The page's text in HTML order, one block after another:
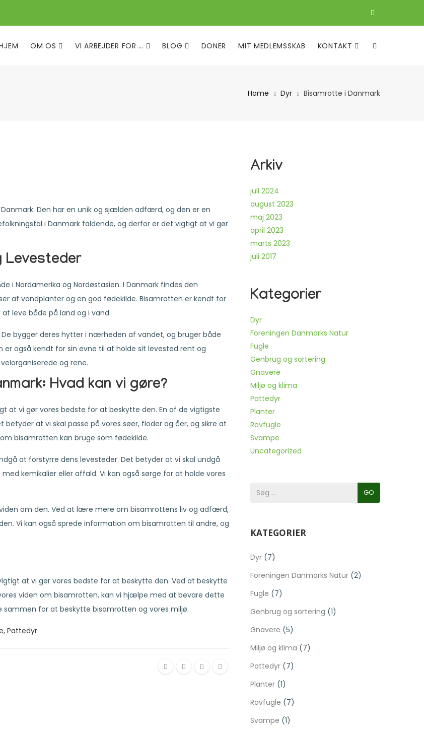
OM OS VI ARBEJDER FOR … BLOG DONER MIT MEDLEMSSKAB KONTAKT
Home Dyr Bisamrotte i Danmark
Den har en unik og sjælden adfærd, og den er en
i Danmark faldende, og derfor er det vigtigt at vi gør
Levesteder
i Nordamerika og Nordøstasien. I Danmark findes den
af vandplanter og en god fødekilde. Bisamrotten er kendt for
leve både på land og i vand.
bygger deres hytter i nærheden af vandet, og bruger både
også kendt for sin evne til at holde sit levested rent og
og rene.
Hvad kan vi gøre?
at vi gør vores bedste for at beskytte den. En af de vigtigste
at vi skal passe på vores søer, floder og åer, og sikre at
bisamrotten kan bruge som fødekilde.
at forstyrre dens levesteder. Det betyder at vi skal undgå
kemikalier eller affald. Vi kan også sørge for at holde vores
om den. Ved at lære mere om bisamrottens liv og adfærd,
Vi kan også sprede information om bisamrotten til andre, og
at vi gør vores bedste for at beskytte den. Ved at beskytte
viden om bisamrotten, kan vi hjælpe med at bevare dette
sammen for at beskytte bisamrotten og vores miljø.
, Pattedyr
Arkiv
juli 2024
august 2023
maj 2023
april 2023
marts 2023
juli 2017
Kategorier
Dyr
Foreningen Danmarks Natur
Fugle
Genbrug og sortering
Gnavere
Miljø og klima
Pattedyr
Planter
Rovfugle
Svampe
Uncategorized
GO
KATEGORIER
Dyr (7)
Foreningen Danmarks Natur (2)
Fugle (7)
Genbrug og sortering (1)
Gnavere (5)
Miljø og klima (7)
Pattedyr (7)
Planter (1)
Rovfugle (7)
Svampe (1)